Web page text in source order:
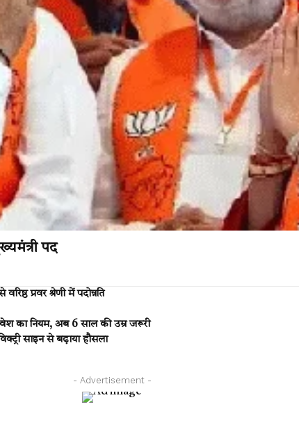
पद
प्रवर श्रेणी में पदोन्नति
का नियम, अब 6 साल की उम्र जरूरी
साइन से बढ़ाया हौसला
- Advertisement -